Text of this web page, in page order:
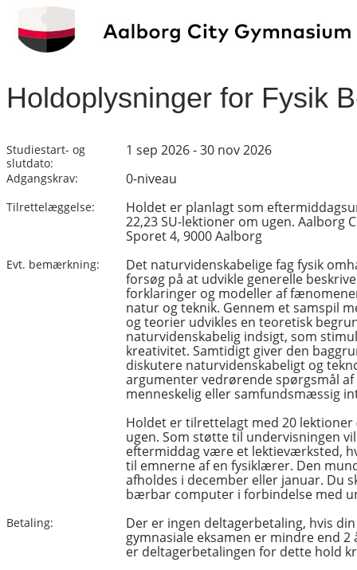
Holdoplysninger for Fysik
Studiestart- og
slutdato:
1 sep 2026 - 30 nov 2026
Adgangskrav: 0-niveau
Tilrettelæggelse:
Holdet er planlagt som
22,23 SU-lektioner om ugen. Aalborg
Sporet 4, 9000 Aalborg
Evt. bemærkning:
Det naturvidenskabelige fag fysik
forsøg på at udvikle generelle
forklaringer og modeller af
natur og teknik. Gennem et samspil
og teorier udvikles en teoretisk
naturvidenskabelig indsigt, som
kreativitet. Samtidigt giver den
diskutere naturvidenskabeligt og
argumenter vedrørende spørgsmål af
menneskelig eller samfundsmæssig
Holdet er tilrettelagt med 20
ugen. Som støtte til undervisningen
eftermiddag være et lektieværksted,
til emnerne af en fysiklærer. Den
afholdes i december eller januar. Du
bærbar computer i forbindelse med
Betaling:
Der er ingen deltagerbetaling, hvis
gymnasiale eksamen er mindre end
er deltagerbetalingen for dette hold